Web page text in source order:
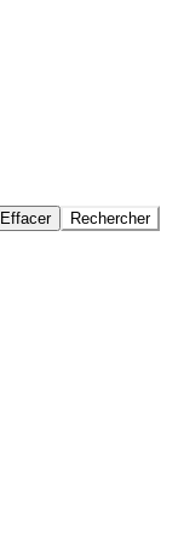
Effacer Rechercher